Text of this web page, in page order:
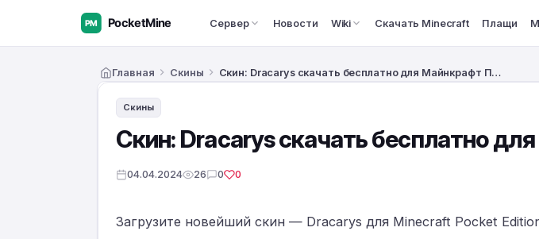
Сервер Новости Wiki Скачать Minecraft Плащи
Главная Скины Скин: Dracarys скачать бесплатно для Майнкрафт П…
Скины
Скин: Dracarys скачать бесплатно
04.04.2024 26 0 0
Загрузите новейший скин — Dracarys для Minecraft Pocket